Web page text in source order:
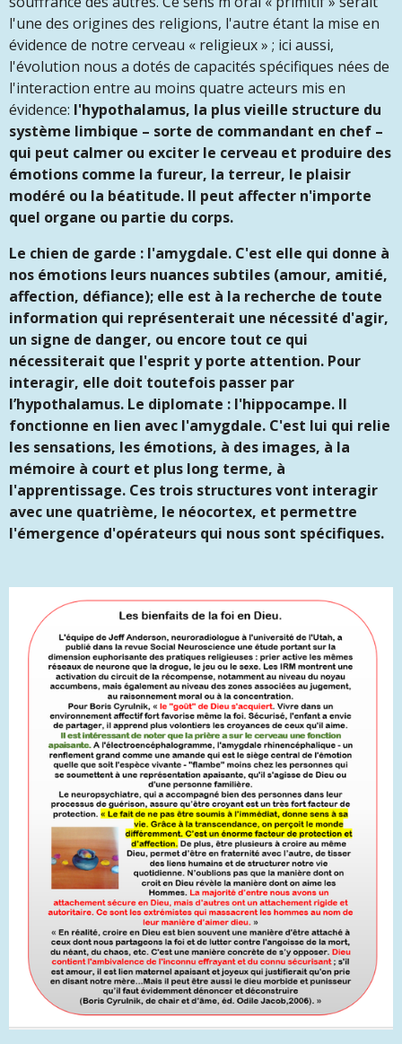
l'une des origines des religions, l'autre étant la mise en
évidence de notre cerveau « religieux » ; ici aussi,
l'évolution nous a dotés de capacités spécifiques nées de
l'interaction entre au moins quatre acteurs mis en
évidence: l'hypothalamus, la plus vieille structure du
système limbique – sorte de commandant en chef –
qui peut calmer ou exciter le cerveau et produire des
émotions comme la fureur, la terreur, le plaisir
modéré ou la béatitude. Il peut affecter n'importe
quel organe ou partie du corps.
Le chien de garde : l'amygdale. C'est elle qui donne à
nos émotions leurs nuances subtiles (amour, amitié,
affection, défiance); elle est à la recherche de toute
information qui représenterait une nécessité d'agir,
un signe de danger, ou encore tout ce qui
nécessiterait que l'esprit y porte attention. Pour
interagir, elle doit toutefois passer par
l’hypothalamus. Le diplomate : l'hippocampe. Il
fonctionne en lien avec l'amygdale. C'est lui qui relie
les sensations, les émotions, à des images, à la
mémoire à court et plus long terme, à
l'apprentissage. Ces trois structures vont interagir
avec une quatrième, le néocortex, et permettre
l'émergence d'opérateurs qui nous sont spécifiques.